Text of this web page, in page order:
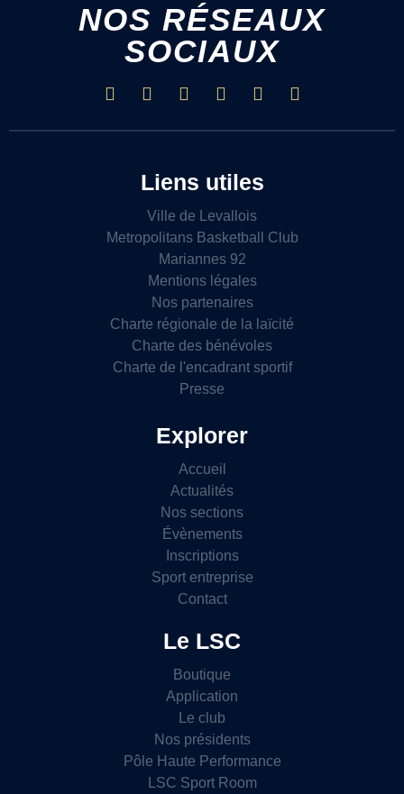
NOS RÉSEAUX
SOCIAUX
Liens utiles
Ville de Levallois
Metropolitans Basketball Club
Mariannes 92
Mentions légales
Nos partenaires
Charte régionale de la laïcité
Charte des bénévoles
Charte de l'encadrant sportif
Presse
Explorer
Accueil
Actualités
Nos sections
Évènements
Inscriptions
Sport entreprise
Contact
Le LSC
Boutique
Application
Le club
Nos présidents
Pôle Haute Performance
LSC Sport Room